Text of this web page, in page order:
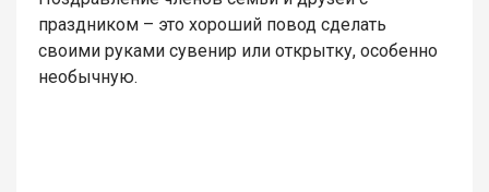
праздником – это хороший повод сделать
своими руками сувенир или открытку, особенно
необычную.